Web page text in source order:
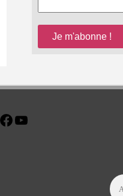
Instagram
Facebook